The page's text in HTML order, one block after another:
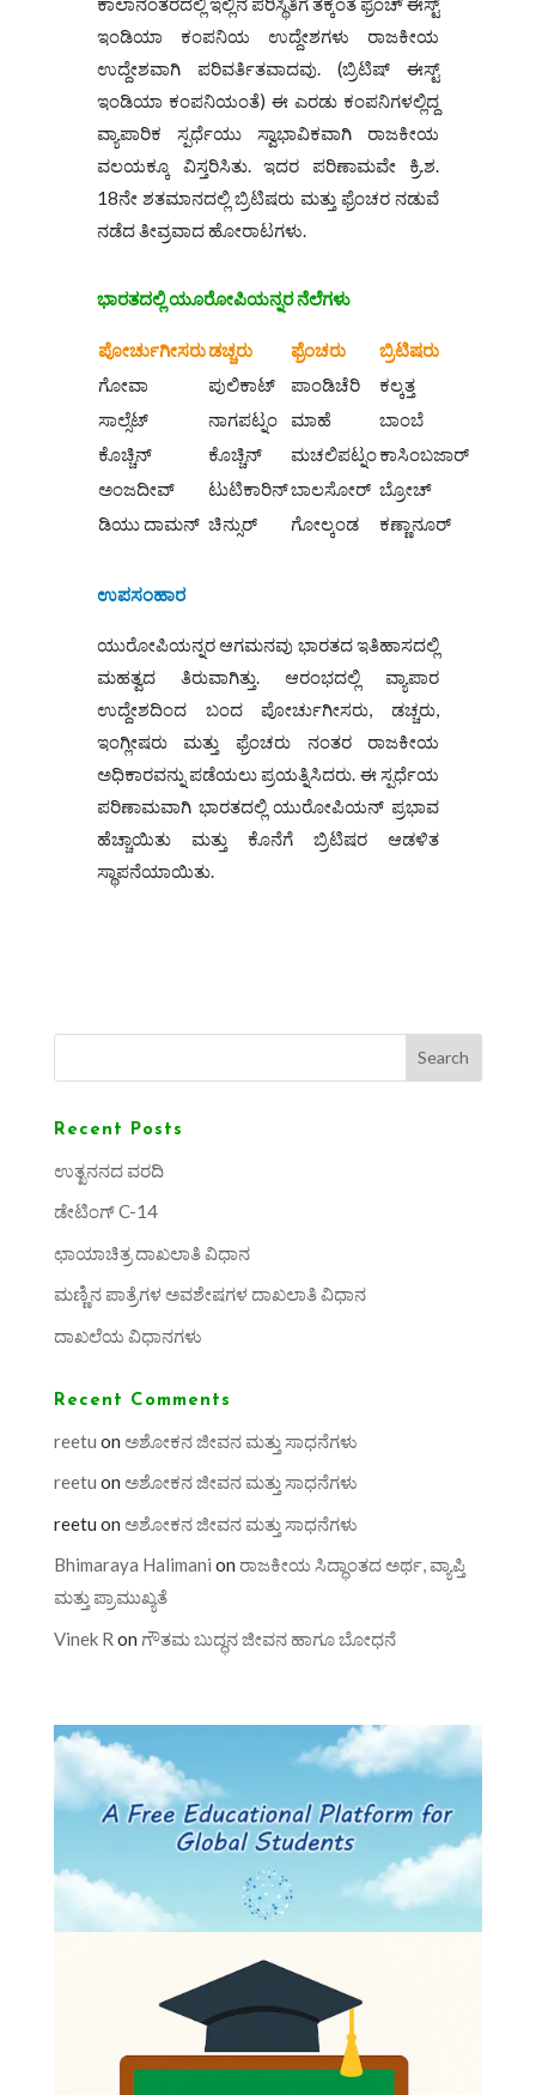
ಇಂಡಿಯಾ ಕಂಪನಿಯ ಉದ್ದೇಶಗಳು ರಾಜಕೀಯ
ಉದ್ದೇಶವಾಗಿ ಪರಿವರ್ತಿತವಾದವು. (ಬ್ರಿಟಿಷ್ ಈಸ್ಟ್
ಇಂಡಿಯಾ ಕಂಪನಿಯಂತೆ) ಈ ಎರಡು ಕಂಪನಿಗಳಲ್ಲಿದ್ದ
ವ್ಯಾಪಾರಿಕ ಸ್ಪರ್ಧೆಯು ಸ್ವಾಭಾವಿಕವಾಗಿ ರಾಜಕೀಯ
ವಲಯಕ್ಕೂ ವಿಸ್ತರಿಸಿತು. ಇದರ ಪರಿಣಾಮವೇ ಕ್ರಿ.ಶ.
18ನೇ ಶತಮಾನದಲ್ಲಿ ಬ್ರಿಟಿಷರು ಮತ್ತು ಫ್ರೆಂಚರ ನಡುವೆ
ನಡೆದ ತೀವ್ರವಾದ ಹೋರಾಟಗಳು.
ಭಾರತದಲ್ಲಿ ಯೂರೋಪಿಯನ್ನರ ನೆಲೆಗಳು
ಪೋರ್ಚುಗೀಸರುಡಚ್ಚರು ಫ್ರೆಂಚರು
ಬ್ರಿಟಿಷರು
ಗೋವಾ
ಪುಲಿಕಾಟ್ ಪಾಂಡಿಚೆರಿ
ಕಲ್ಕತ್ತ
ಸಾಲ್ಸೆಟ್
ನಾಗಪಟ್ನಂ ಮಾಹೆ
ಬಾಂಬೆ
ಕೊಚ್ಚಿನ್
ಕೊಚ್ಚಿನ್ ಮಚಲಿಪಟ್ನಂಕಾಸಿಂಬಜಾರ್
ಅಂಜದೀವ್
ಟುಟಿಕಾರಿನ್ಬಾಲಸೋರ್ ಬ್ರೋಚ್
ಡಿಯು ದಾಮನ್ ಚಿನ್ಸುರ್ ಗೋಲ್ಕಂಡ ಕಣ್ಣಾನೂರ್
ಉಪಸಂಹಾರ
ಯುರೋಪಿಯನ್ನರ ಆಗಮನವು ಭಾರತದ ಇತಿಹಾಸದಲ್ಲಿ
ಮಹತ್ವದ ತಿರುವಾಗಿತ್ತು. ಆರಂಭದಲ್ಲಿ ವ್ಯಾಪಾರ
ಉದ್ದೇಶದಿಂದ ಬಂದ ಪೋರ್ಚುಗೀಸರು, ಡಚ್ಚರು,
ಇಂಗ್ಲೀಷರು ಮತ್ತು ಫ್ರೆಂಚರು ನಂತರ ರಾಜಕೀಯ
ಅಧಿಕಾರವನ್ನು ಪಡೆಯಲು ಪ್ರಯತ್ನಿಸಿದರು. ಈ ಸ್ಪರ್ಧೆಯ
ಪರಿಣಾಮವಾಗಿ ಭಾರತದಲ್ಲಿ ಯುರೋಪಿಯನ್ ಪ್ರಭಾವ
ಹೆಚ್ಚಾಯಿತು ಮತ್ತು ಕೊನೆಗೆ ಬ್ರಿಟಿಷರ ಆಡಳಿತ
ಸ್ಥಾಪನೆಯಾಯಿತು.
Search
Recent Posts
ಉತ್ಖನನದ ವರದಿ
ಡೇಟಿಂಗ್ C-14
ಛಾಯಾಚಿತ್ರ ದಾಖಲಾತಿ ವಿಧಾನ
ಮಣ್ಣಿನ ಪಾತ್ರೆಗಳ ಅವಶೇಷಗಳ ದಾಖಲಾತಿ ವಿಧಾನ
ದಾಖಲೆಯ ವಿಧಾನಗಳು
Recent Comments
reetu on ಅಶೋಕನ ಜೀವನ ಮತ್ತು ಸಾಧನೆಗಳು
reetu on ಅಶೋಕನ ಜೀವನ ಮತ್ತು ಸಾಧನೆಗಳು
reetu on ಅಶೋಕನ ಜೀವನ ಮತ್ತು ಸಾಧನೆಗಳು
Bhimaraya Halimani on ರಾಜಕೀಯ ಸಿದ್ಧಾಂತದ ಅರ್ಥ, ವ್ಯಾಪ್ತಿ
ಮತ್ತು ಪ್ರಾಮುಖ್ಯತೆ
Vinek R on ಗೌತಮ ಬುದ್ಧನ ಜೀವನ ಹಾಗೂ ಬೋಧನೆ